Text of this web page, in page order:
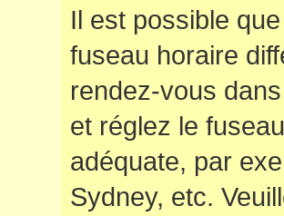
Il est possible
fuseau horaire
rendez-vous
et réglez le
adéquate, par
Sydney, etc.